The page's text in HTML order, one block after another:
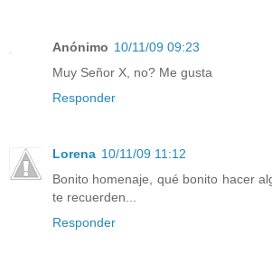
Anónimo 10/11/09 09:23
Muy Señor X, no? Me gusta
Responder
Lorena 10/11/09 11:12
Bonito homenaje, qué bonito hacer
te recuerden...
Responder